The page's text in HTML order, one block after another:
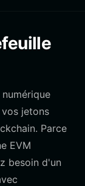
jetons
Parce
EVM
besoin d'un